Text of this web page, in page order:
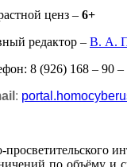
ценз – 6+
редактор – В. А.
8 (926) 168 – 90 –
: